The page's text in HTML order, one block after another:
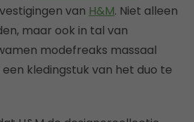
van H&M. Niet alleen
maar ook in tal van
modefreaks massaal
kledingstuk van het duo te